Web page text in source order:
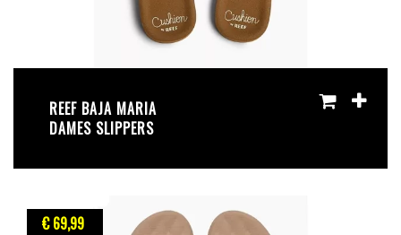
REEF BAJA MARIA
DAMES SLIPPERS
€ 69,99